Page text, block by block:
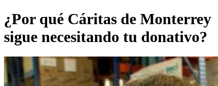
¿Por qué Cáritas de Monterrey
sigue necesitando tu donativo?